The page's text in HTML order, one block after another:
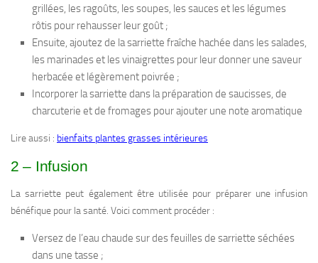
grillées, les ragoûts, les soupes, les sauces et les légumes
rôtis pour rehausser leur goût ;
Ensuite, ajoutez de la sarriette fraîche hachée dans les salades,
les marinades et les vinaigrettes pour leur donner une saveur
herbacée et légèrement poivrée ;
Incorporer la sarriette dans la préparation de saucisses, de
charcuterie et de fromages pour ajouter une note aromatique
Lire aussi : bienfaits plantes grasses intérieures
2 – Infusion
La sarriette peut également être utilisée pour préparer une infusion
bénéfique pour la santé. Voici comment procéder :
Versez de l’eau chaude sur des feuilles de sarriette séchées
dans une tasse ;